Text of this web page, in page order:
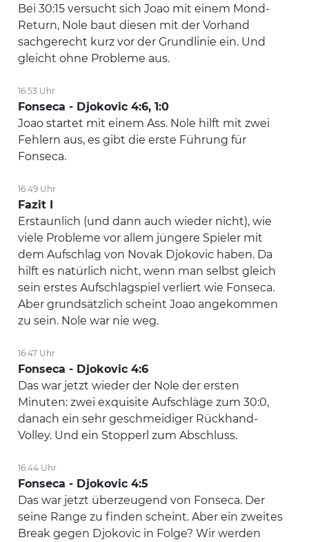
Bei 30:15 versucht sich Joao mit einem Mond-
Return, Nole baut diesen mit der Vorhand
sachgerecht kurz vor der Grundlinie ein. Und
gleicht ohne Probleme aus.
16:53 Uhr
Fonseca - Djokovic 4:6, 1:0
Joao startet mit einem Ass. Nole hilft mit zwei
Fehlern aus, es gibt die erste Führung für
Fonseca.
16:49 Uhr
Fazit I
Erstaunlich (und dann auch wieder nicht), wie
viele Probleme vor allem jüngere Spieler mit
dem Aufschlag von Novak Djokovic haben. Da
hilft es natürlich nicht, wenn man selbst gleich
sein erstes Aufschlagspiel verliert wie Fonseca.
Aber grundsätzlich scheint Joao angekommen
zu sein. Nole war nie weg.
16:47 Uhr
Fonseca - Djokovic 4:6
Das war jetzt wieder der Nole der ersten
Minuten: zwei exquisite Aufschläge zum 30:0,
danach ein sehr geschmeidiger Rückhand-
Volley. Und ein Stopperl zum Abschluss.
16:44 Uhr
Fonseca - Djokovic 4:5
Das war jetzt überzeugend von Fonseca. Der
seine Range zu finden scheint. Aber ein zweites
Break gegen Djokovic in Folge? Wir werden